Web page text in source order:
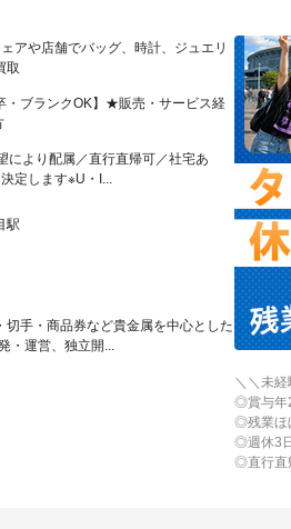
アや店舗でバッグ、時計、ジュエリ
取
・ブランクOK】★販売・サービス経
により配属／直行直帰可／社宅あ
定します※U・I...
駅
手・商品券など貴金属を中心とした
・運営、独立開...
＼＼未
◎賞与年
◎残業ほ
◎週休3
◎直行直